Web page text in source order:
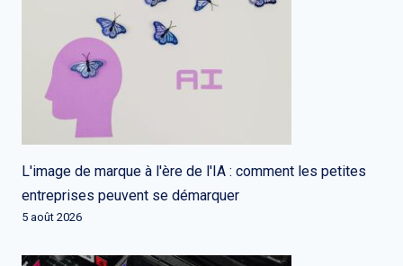
L'image de marque à l'ère de l'IA : comment les petites
entreprises peuvent se démarquer
5 août 2026